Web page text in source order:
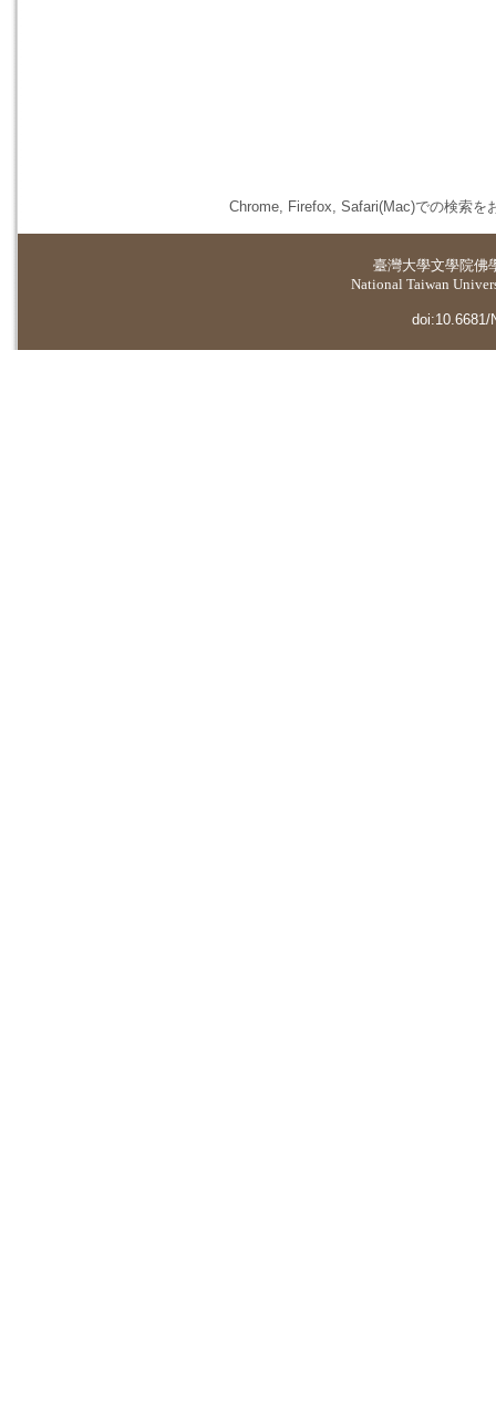
Chrome, Firefox, Safari(Mac)での検索を
臺灣大學文學院佛
National Taiwan
doi:10.6681/